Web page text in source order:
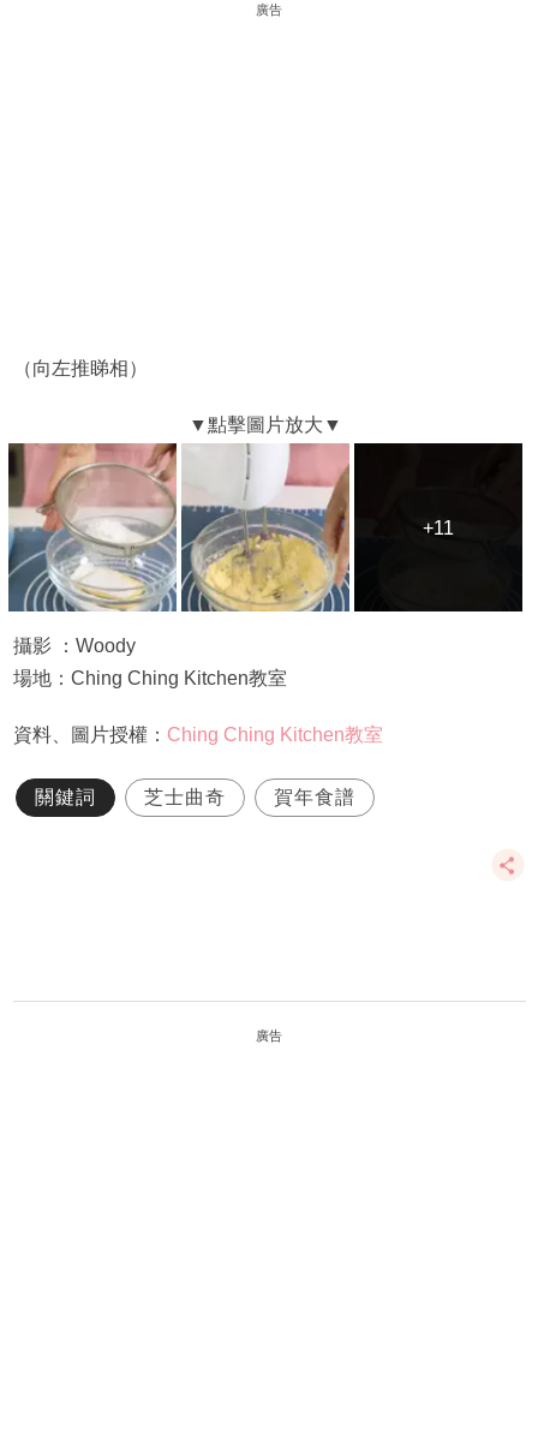
廣告
（向左推睇相）
+11
+11
攝影 ：Woody
場地：Ching Ching Kitchen教室
資料、圖片授權： Ching Ching Kitchen教室
關鍵詞 芝士曲奇 賀年食譜
廣告